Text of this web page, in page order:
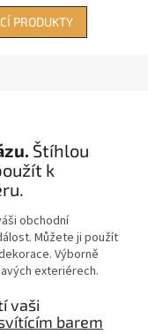
PRODUKTY
Štíhlou
k
obchodní
Můžete ji použít
Výborně
exteriérech.
vaši
barem